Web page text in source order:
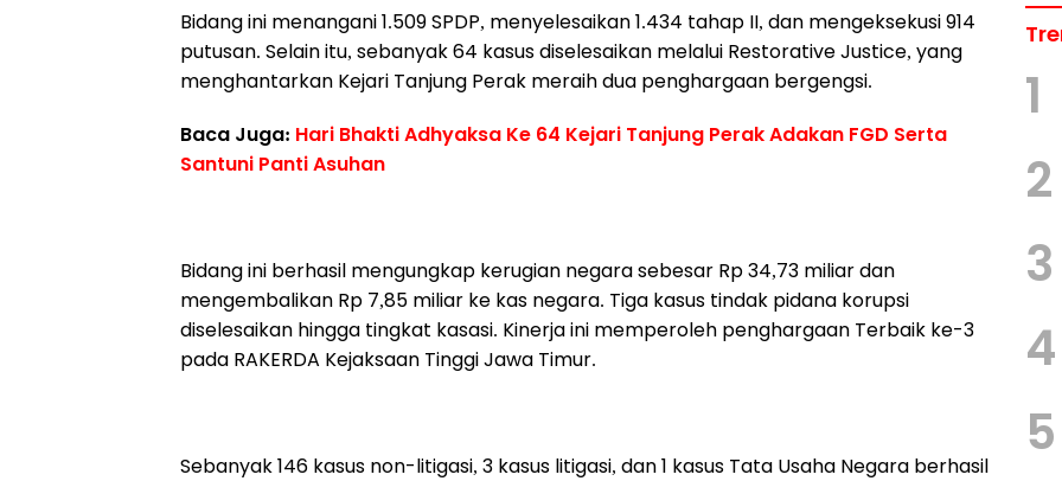
Bidang ini menangani 1.509 SPDP, menyelesaikan 1.434 tahap II, dan mengeksekusi 914
putusan. Selain itu, sebanyak 64 kasus diselesaikan melalui Restorative Justice, yang
menghantarkan Kejari Tanjung Perak meraih dua penghargaan bergengsi.
Baca Juga: Hari Bhakti Adhyaksa Ke 64 Kejari Tanjung Perak Adakan FGD Serta
Santuni Panti Asuhan
Bidang ini berhasil mengungkap kerugian negara sebesar Rp 34,73 miliar dan
mengembalikan Rp 7,85 miliar ke kas negara. Tiga kasus tindak pidana korupsi
diselesaikan hingga tingkat kasasi. Kinerja ini memperoleh penghargaan Terbaik ke-3
pada RAKERDA Kejaksaan Tinggi Jawa Timur.
Sebanyak 146 kasus non-litigasi, 3 kasus litigasi, dan 1 kasus Tata Usaha Negara berhasil
1
2
3
4
5